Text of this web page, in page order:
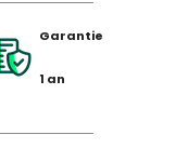
Garantie
1 an